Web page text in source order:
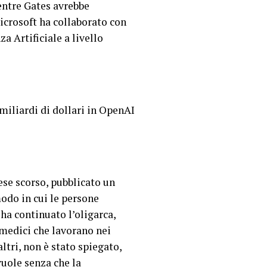
Gates avrebbe
ha collaborato con
Artificiale a livello
di dollari in OpenAI
scorso, pubblicato un
in cui le persone
continuato l’oligarca,
che lavorano nei
non è stato spiegato,
senza che la